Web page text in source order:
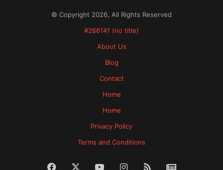
© Copyright 2026, All Rights Reserved
#266141 (no title)
About Us
Blog
Contact
Home
Home
Privacy Policy
Terms and Conditions
Facebook YouTubeInstagram
RSS News